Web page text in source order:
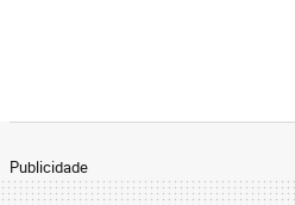
Publicidade